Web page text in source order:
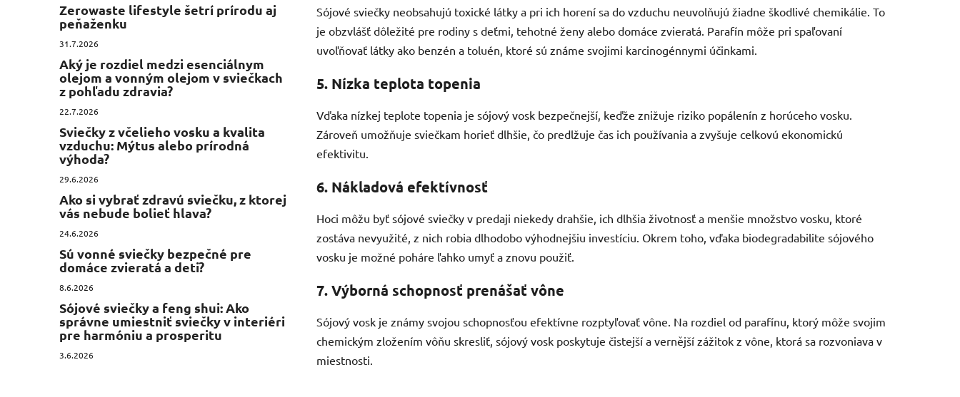
Zerowaste lifestyle šetrí prírodu aj
peňaženku
31.7.2026
Aký je rozdiel medzi esenciálnym
olejom a vonným olejom v sviečkach
z pohľadu zdravia?
22.7.2026
Sviečky z včelieho vosku a kvalita
vzduchu: Mýtus alebo prírodná
výhoda?
29.6.2026
Ako si vybrať zdravú sviečku, z ktorej
vás nebude bolieť hlava?
24.6.2026
Sú vonné sviečky bezpečné pre
domáce zvieratá a deti?
8.6.2026
Sójové sviečky a feng shui: Ako
správne umiestniť sviečky v interiéri
pre harmóniu a prosperitu
3.6.2026
Sójové sviečky neobsahujú toxické látky a pri ich horení sa do vzduchu neuvolňujú žiadne škodlivé chemikálie. To
je obzvlášť dôležité pre rodiny s deťmi, tehotné ženy alebo domáce zvieratá. Parafín môže pri spaľovaní
uvoľňovať látky ako benzén a toluén, ktoré sú známe svojimi karcinogénnymi účinkami.
5. Nízka teplota topenia
Vďaka nízkej teplote topenia je sójový vosk bezpečnejší, keďže znižuje riziko popálenín z horúceho vosku.
Zároveň umožňuje sviečkam horieť dlhšie, čo predlžuje čas ich používania a zvyšuje celkovú ekonomickú
efektivitu.
6. Nákladová efektívnosť
Hoci môžu byť sójové sviečky v predaji niekedy drahšie, ich dlhšia životnosť a menšie množstvo vosku, ktoré
zostáva nevyužité, z nich robia dlhodobo výhodnejšiu investíciu. Okrem toho, vďaka biodegradabilite sójového
vosku je možné poháre ľahko umyť a znovu použiť.
7. Výborná schopnosť prenášať vône
Sójový vosk je známy svojou schopnosťou efektívne rozptyľovať vône. Na rozdiel od parafínu, ktorý môže svojim
chemickým zložením vôňu skresliť, sójový vosk poskytuje čistejší a vernější zážitok z vône, ktorá sa rozvoniava v
miestnosti.